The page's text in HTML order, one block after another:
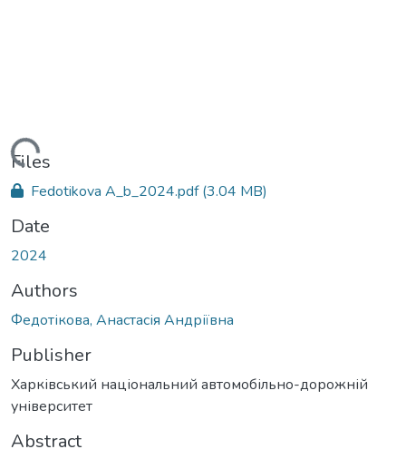
Files
Fedotikova А_b_2024.pdf(3.04 MB)
Date
2024
Authors
Федотікова, Анастасія Андріївна
Publisher
Харківський національний автомобільно-дорожній
університет
Abstract